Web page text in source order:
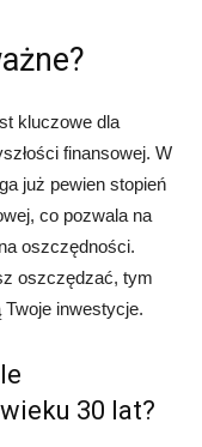
kluczowe dla
finansowej. W
już pewien stopień
co pozwala na
oszczędności.
oszczędzać, tym
inwestycje.
30 lat?